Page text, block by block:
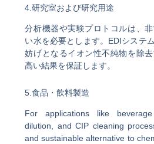
4.研究室および研究用途
分析機器や実験プロトコルは、
い水を必要とします。EDIシステ
妨げとなるイオン性不純物を除
高い結果を保証します。
5.食品・飲料製造
For applications like
dilution, and CIP cleaning
and sustainable alternative to